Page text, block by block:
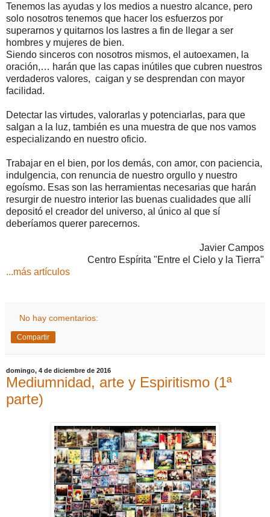
Tenemos las ayudas y los medios a nuestro alcance, pero
solo nosotros tenemos que hacer los esfuerzos por
superarnos y quitarnos los lastres a fin de llegar a ser
hombres y mujeres de bien.
Siendo sinceros con nosotros mismos, el autoexamen, la
oración,… harán que las capas inútiles que cubren nuestros
verdaderos valores, caigan y se desprendan con mayor
facilidad.
Detectar las virtudes, valorarlas y potenciarlas, para que
salgan a la luz, también es una muestra de que nos vamos
especializando en nuestro oficio.
Trabajar en el bien, por los demás, con amor, con paciencia,
indulgencia, con renuncia de nuestro orgullo y nuestro
egoísmo. Esas son las herramientas necesarias que harán
resurgir de nuestro interior las buenas cualidades que allí
depositó el creador del universo, al único al que sí
deberíamos querer parecernos.
Javier Campos
Centro Espírita "Entre el Cielo y la Tierra"
...más artículos
No hay comentarios:
Compartir
domingo, 4 de diciembre de 2016
Mediumnidad, arte y Espiritismo (1ª
parte)